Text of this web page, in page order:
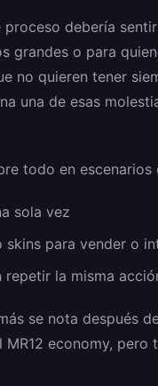
debería
grandes o para
no quieren tener
una de esas
todo en escenarios
sola vez
para vender o
repetir la misma
se nota después
economy,